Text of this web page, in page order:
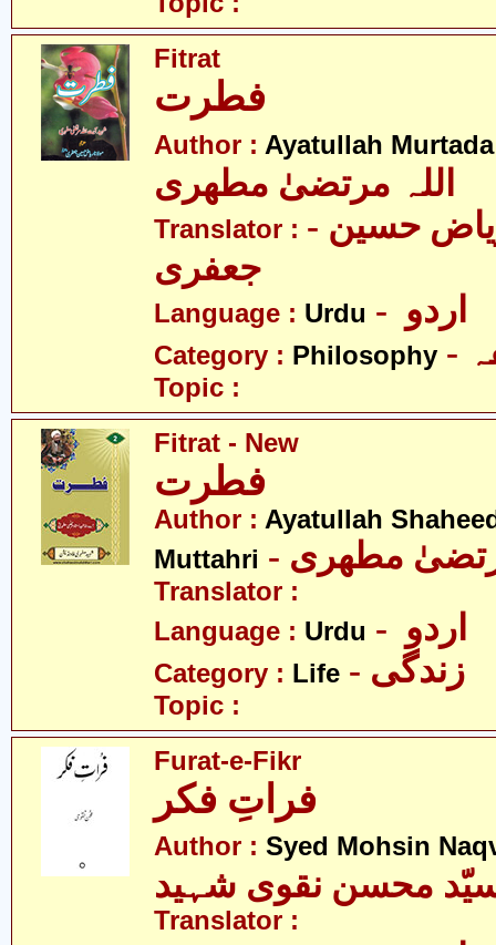
Fitrat
Author : Ayatullah
اللہ مرتضیٰ مطھری
Translator : - مولانا ریاض حسین
جعفری
Language : Urdu
Category : Philosophy
Topic :
Fitrat - New
فطرت
Author : Ayatullah
Muttahri
مطھری
Translator :
Language : Urdu
Category : Life - زندگی
Topic :
Furat-e-Fikr
فراتِ فکر
Author : Syed Mohsin
محسن نقوی شہید
Translator :